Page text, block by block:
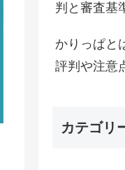
判と審査基
かりっぱと
評判や注意
カテゴリ